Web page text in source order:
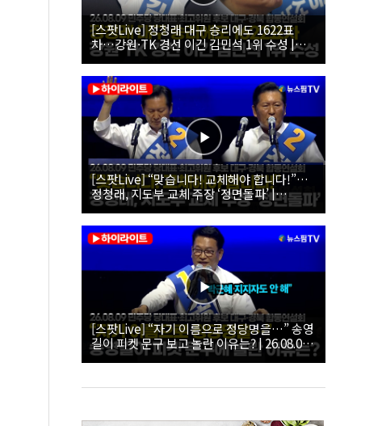
[스팟Live] 정청래 대구 승리에도 1622표
차…강원·TK 경선 이긴 김민석 1위 수성 |
26.08.09 더불어민주당 당대표·최고위원 후
보 대구·경북 합동연설회
[스팟Live] “맞습니다! 교체해야 합니다!”…
정청래, 지도부 교체 주장 ‘정면돌파’ |
26.08.09 더불어민주당 당대표·최고위원 후
보 대구·경북 합동연설회
[스팟Live] “자기 이름으로 정당명을…” 송영
길이 피켓 문구 보고 놀란 이유는? | 26.08.09
더불어민주당 당대표·최고위원 후보 대구·경